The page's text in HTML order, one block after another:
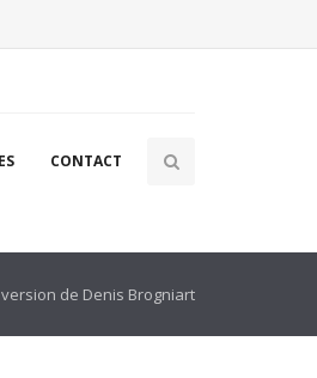
CONTACT
de Denis Brogniart